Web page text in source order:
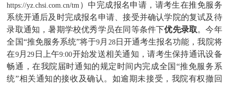
https://yz.chsi.com.cn/tm ）中完成报名申请，请考生在推免服务
系统开通后及时完成报名申请、接受并确认学院的复试及待
录取通知，暑期学校优秀学员在同等条件下优先录取。今年
全国“推免服务系统”将于9 月 28日开通考生报名功能，我院将
在9月 29 日上午9:00开始发送相关通知，请考生保持通讯设备
畅通，在我院届时通知的规定时间内完成全国“推免服务系
统”相关通知的接收及确认。如逾期未接受，我院有权撤回